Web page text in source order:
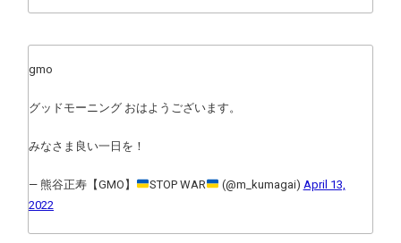
gmo
グッドモーニング おはようございます。
みなさま良い一日を！
— 熊谷正寿【GMO】 STOP WAR (@m_kumagai) April 13,
2022